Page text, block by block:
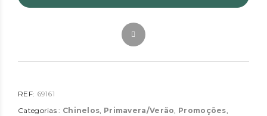
REF: 69161
Categorias : Chinelos, Primavera/Verão, Promoções,